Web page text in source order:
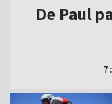
De Paul